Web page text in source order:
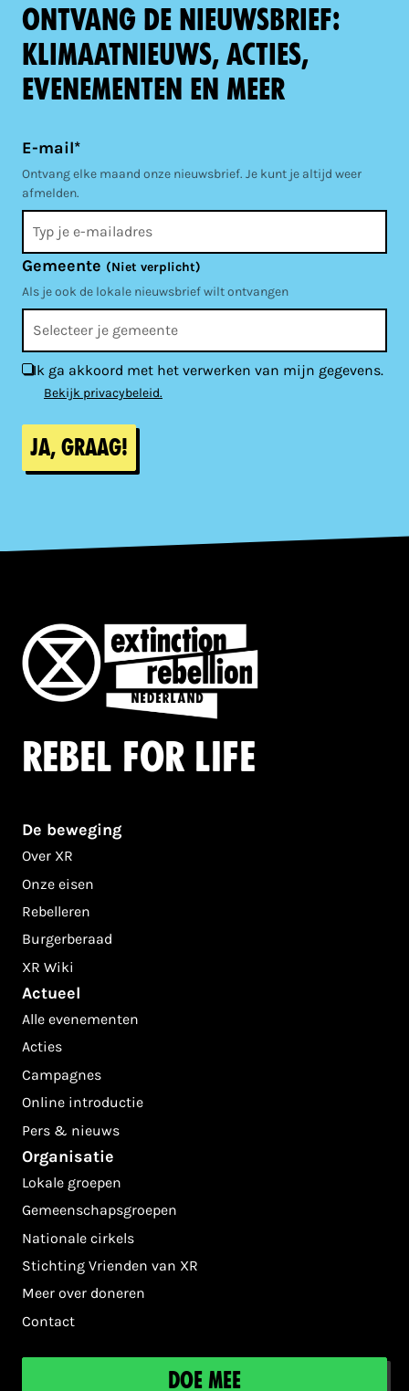
Ontvang de nieuwsbrief:
klimaatnieuws, acties,
evenementen en meer
E-mail*
Ontvang elke maand onze nieuwsbrief. Je kunt je altijd weer
afmelden.
Gemeente (Niet verplicht)
Als je ook de lokale nieuwsbrief wilt ontvangen
Ik ga akkoord met het verwerken van mijn gegevens.
Bekijk privacybeleid.
Ja, graag!
Rebel for life
De beweging
Over XR
Onze eisen
Rebelleren
Burgerberaad
XR Wiki
Actueel
Alle evenementen
Acties
Campagnes
Online introductie
Pers & nieuws
Organisatie
Lokale groepen
Gemeenschapsgroepen
Nationale cirkels
Stichting Vrienden van XR
Meer over doneren
Contact
Doe mee